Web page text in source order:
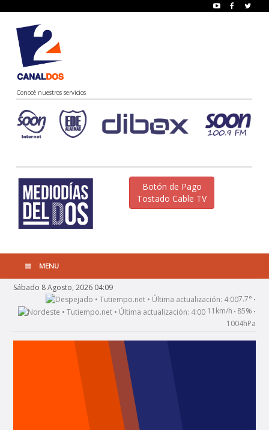
Conocé nuestros servicios
Botón de Pago
Tostado Cable TV
MENU
Sábado 8 Agosto, 2026 04:09
7.7° •
11km/h • 85% •
1004hPa